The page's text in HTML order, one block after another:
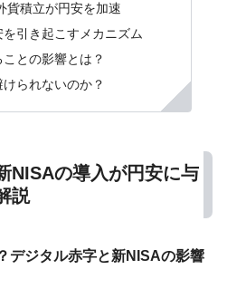
貨積立が円安を加速
引き起こすメカニズム
との影響とは？
られないのか？
NISAの導入が円安に与
説
デジタル赤字と新NISAの影響